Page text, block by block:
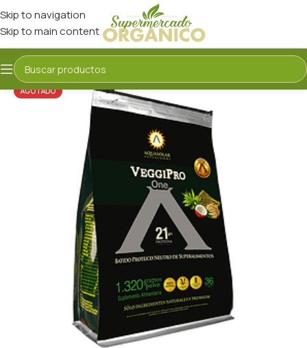
Skip to navigation
Skip to main content
AGOTADO